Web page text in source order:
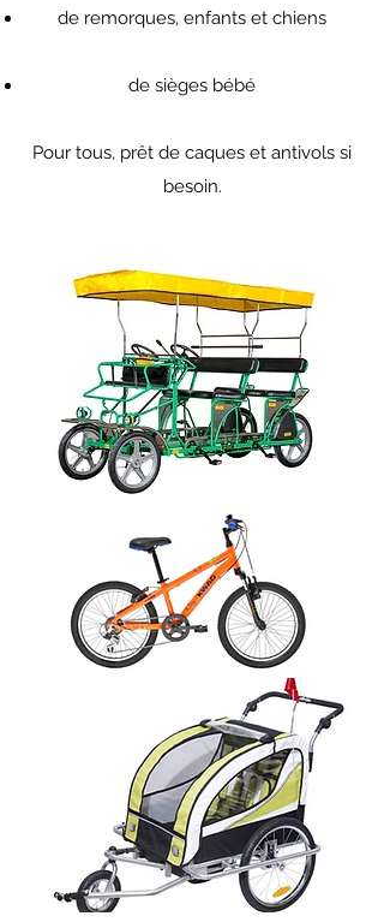
de remorques, enfants et chiens
de sièges bébé
Pour tous, prêt de caques et antivols si
besoin.